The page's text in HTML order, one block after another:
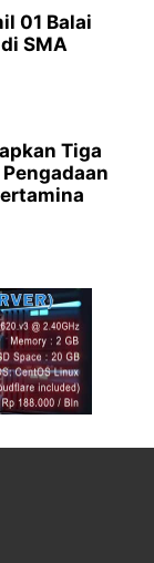
01 Balai
SMA
Tiga